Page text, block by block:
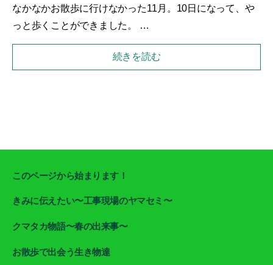
なかなかお散歩に行けなかった11月。10日になって、や
っと歩くことができました。 …
続きを読む
このページから始まります！
きみに伝えたい〜工事現場のヤマセミ〜
クマタカ物語〜春の出来事〜
お散歩で出会う生き物達